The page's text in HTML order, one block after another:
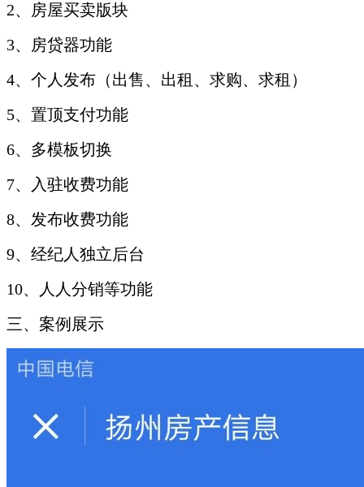
2、房屋买卖版块
3、房贷器功能
4、个人发布（出售、出租、求购、求租）
5、置顶支付功能
6、多模板切换
7、入驻收费功能
8、发布收费功能
9、经纪人独立后台
10、人人分销等功能
三、案例展示